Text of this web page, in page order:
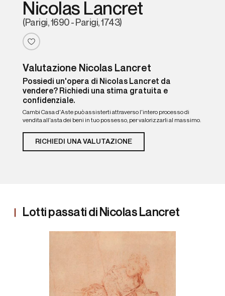
Nicolas Lancret
(Parigi, 1690 - Parigi, 1743)
Valutazione Nicolas Lancret
Possiedi un'opera di Nicolas Lancret da
vendere? Richiedi una stima gratuita e
confidenziale.
Cambi Casa d'Aste può assisterti attraverso l'intero processo di
vendita all'asta dei beni in tuo possesso, per valorizzarli al massimo.
RICHIEDI UNA VALUTAZIONE
Lotti passati di Nicolas Lancret